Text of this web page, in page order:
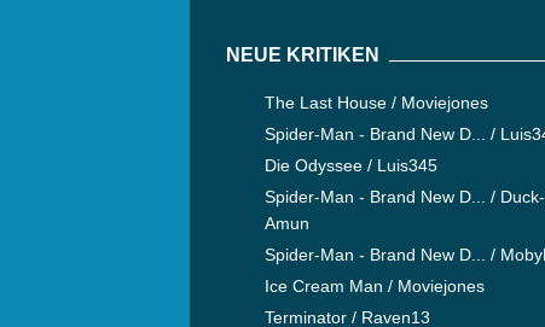
NEUE KRITIKEN
The Last House / Moviejones
Spider-Man - Brand New D... /
Die Odyssee / Luis345
Spider-Man - Brand New D... /
Amun
Spider-Man - Brand New D... /
Ice Cream Man / Moviejones
Terminator / Raven13